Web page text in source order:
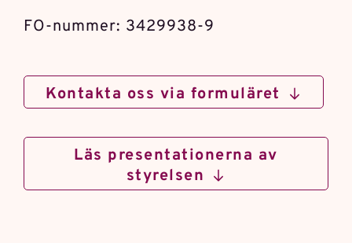
FO-nummer: 3429938-9
Kontakta oss via formuläret
Läs presentationerna av
styrelsen